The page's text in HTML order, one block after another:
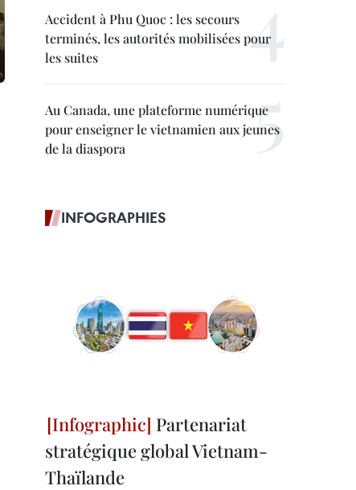
Accident à Phu Quoc : les secours
terminés, les autorités mobilisées pour
les suites
Au Canada, une plateforme numérique
pour enseigner le vietnamien aux jeunes
de la diaspora
INFOGRAPHIES
Partenariat
stratégique global Vietnam-
Thaïlande